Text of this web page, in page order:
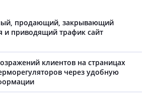
продающий, закрывающий
и приводящий трафик сайт
клиентов на страницах
через удобную